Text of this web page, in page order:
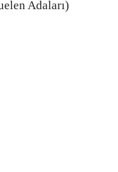
Adaları)